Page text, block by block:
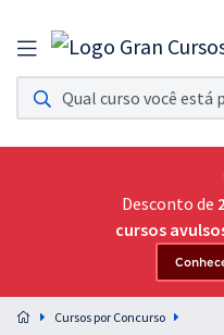
Assinatura Ilimitada 11
Acesso a todos os cursos. Teste
Assinatura OAB Até
Acesso ilimitado a toda
Preparação completa e intensiva
residências em saúde do Brasil
Desconto de
cursos
Cursos por Concurso